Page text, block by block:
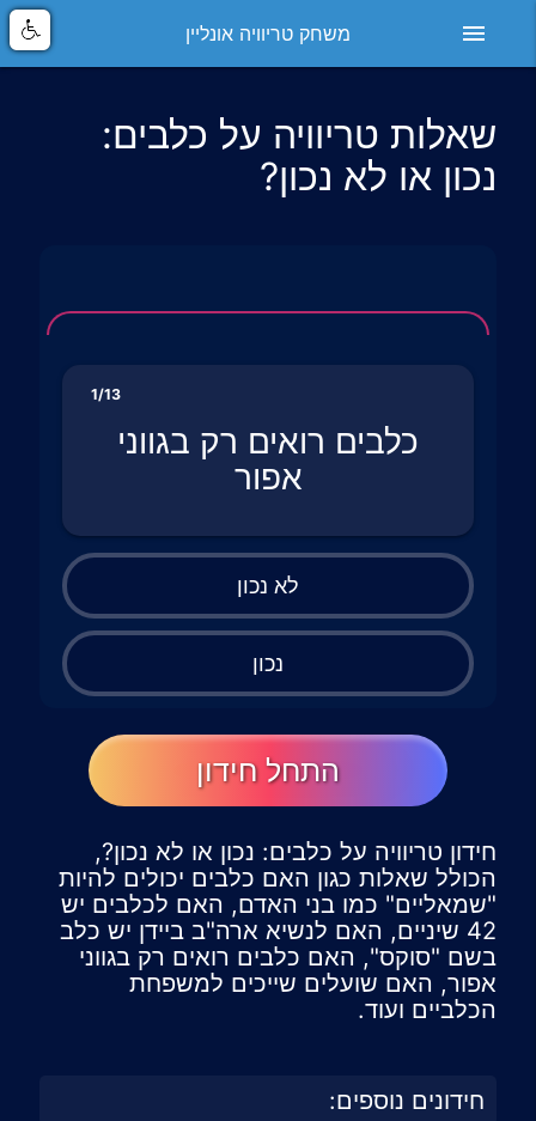
menu משחק טריוויה אונליין
שאלות טריוויה על כלבים:
נכון או לא נכון?
1/13
כלבים רואים רק בגווני
אפור
לא נכון
נכון
התחל חידון
חידון טריוויה על כלבים: נכון או לא נכון?,
הכולל שאלות כגון האם כלבים יכולים להיות
"שמאליים" כמו בני האדם, האם לכלבים יש
42 שיניים, האם לנשיא ארה"ב ביידן יש כלב
בשם "סוקס", האם כלבים רואים רק בגווני
אפור, האם שועלים שייכים למשפחת
הכלביים ועוד.
חידונים נוספים: